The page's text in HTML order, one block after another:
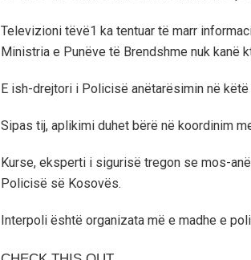
Televizioni tëvë1 ka tentuar të marr
Ministria e Punëve të Brendshme nuk kanë
E ish-drejtori i Policisë anëtarësimin në
Sipas tij, aplikimi duhet bërë në koordinim
Kurse, eksperti i sigurisë tregon se mos-
Policisë së Kosovës.
Interpoli është organizata më e madhe e